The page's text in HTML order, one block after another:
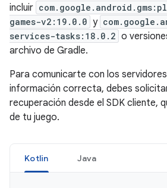
incluir
games-v2:19.0.0 y
services-tasks:18.0.2 o
archivo de Gradle.
Para comunicarte con los
información correcta, debes
recuperación desde el SDK cliente,
de tu juego.
Kotlin Java